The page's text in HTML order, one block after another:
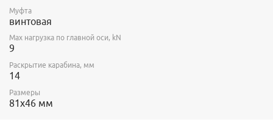
Муфта
винтовая
Max нагрузка по главной оси, kN
9
Раскрытие карабина, мм
14
Размеры
81х46 мм